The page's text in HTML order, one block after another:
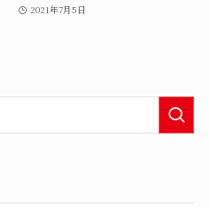
2021年7月5日